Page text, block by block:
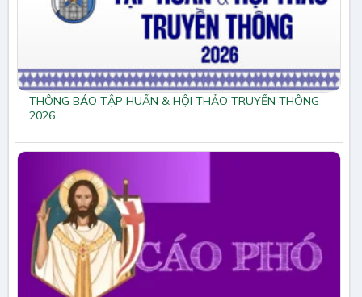
THÔNG BÁO TẬP HUẤN & HỘI THẢO TRUYỀN THÔNG
2026